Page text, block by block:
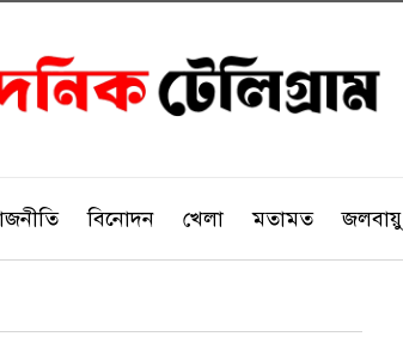
বিনোদন খেলা মতামত জলবায়ু